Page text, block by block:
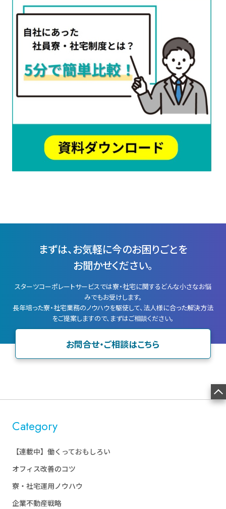
まずは、お気軽に今のお困りごとを
お聞かせください。
スターツコーポレートサービスでは寮・社宅に関するどんな小さなお悩
みでもお受けします。
長年培った寮・社宅業務のノウハウを駆使して、法人様に合った解決方法
をご提案しますので、まずはご相談ください。
お問合せ・ご相談はこちら
Category
【連載中】働くっておもしろい
オフィス改善のコツ
寮・社宅運用ノウハウ
企業不動産戦略